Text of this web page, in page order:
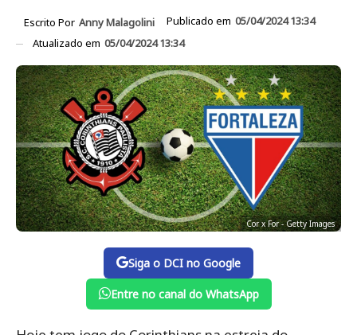
Escrito Por Anny Malagolini Publicado em 05/04/2024 13:34
Atualizado em 05/04/2024 13:34
Cor x For - Getty Images
Siga o DCI no Google
Entre no canal do WhatsApp